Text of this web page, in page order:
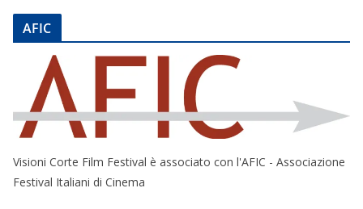
AFIC
Visioni Corte Film Festival è associato con l'AFIC - Associazione
Festival Italiani di Cinema